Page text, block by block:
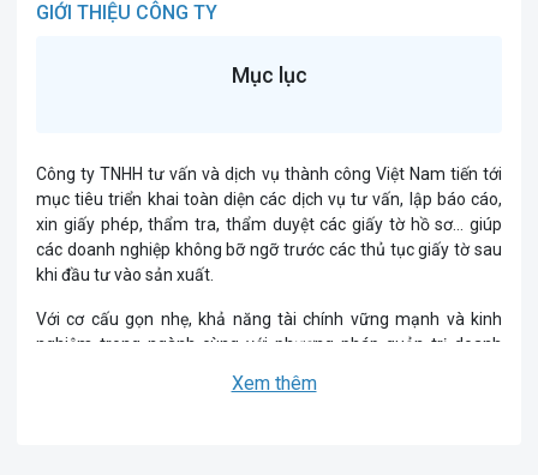
GIỚI THIỆU CÔNG TY
Mục lục
Công ty TNHH tư vấn và dịch vụ thành công Việt Nam tiến tới
mục tiêu triển khai toàn diện các dịch vụ tư vấn, lập báo cáo,
xin giấy phép, thẩm tra, thẩm duyệt các giấy tờ hồ sơ... giúp
các doanh nghiệp không bỡ ngỡ trước các thủ tục giấy tờ sau
khi đầu tư vào sản xuất.
Với cơ cấu gọn nhẹ, khả năng tài chính vững mạnh và kinh
nghiệm trong ngành cùng với phương pháp quản trị doanh
vụ Thành công Việt Nam đang ngày càng khẳng định vị trí và vị
Xem thêm